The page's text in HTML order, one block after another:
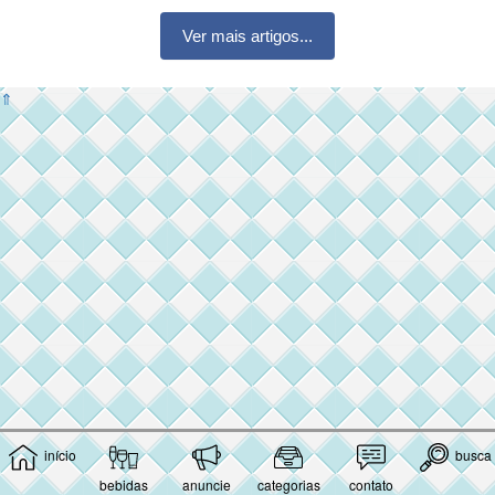
início
bebidas
anuncie categorias contato
busca
Ver mais artigos...
⇑